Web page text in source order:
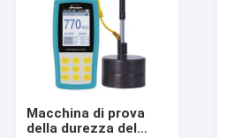
Macchina di prova
della durezza del